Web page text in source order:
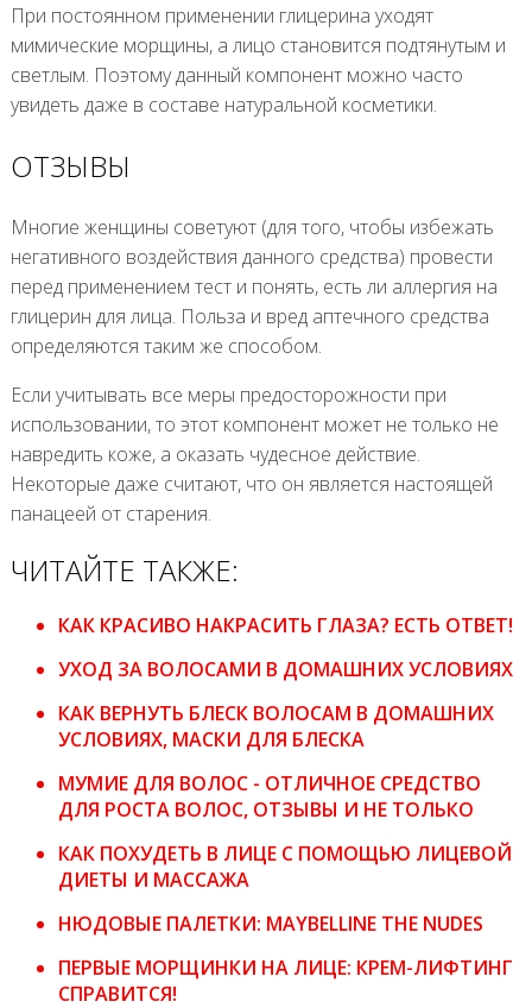
При постоянном применении глицерина уходят
мимические морщины, а лицо становится подтянутым и
светлым. Поэтому данный компонент можно часто
увидеть даже в составе натуральной косметики.
ОТЗЫВЫ
Многие женщины советуют (для того, чтобы избежать
негативного воздействия данного средства) провести
перед применением тест и понять, есть ли аллергия на
глицерин для лица. Польза и вред аптечного средства
определяются таким же способом.
Если учитывать все меры предосторожности при
использовании, то этот компонент может не только не
навредить коже, а оказать чудесное действие.
Некоторые даже считают, что он является настоящей
панацеей от старения.
ЧИТАЙТЕ ТАКЖЕ:
КАК КРАСИВО НАКРАСИТЬ ГЛАЗА? ЕСТЬ ОТВЕТ!
УХОД ЗА ВОЛОСАМИ В ДОМАШНИХ УСЛОВИЯХ
КАК ВЕРНУТЬ БЛЕСК ВОЛОСАМ В ДОМАШНИХ
УСЛОВИЯХ, МАСКИ ДЛЯ БЛЕСКА
МУМИЕ ДЛЯ ВОЛОС - ОТЛИЧНОЕ СРЕДСТВО
ДЛЯ РОСТА ВОЛОС, ОТЗЫВЫ И НЕ ТОЛЬКО
КАК ПОХУДЕТЬ В ЛИЦЕ С ПОМОЩЬЮ ЛИЦЕВОЙ
ДИЕТЫ И МАССАЖА
НЮДОВЫЕ ПАЛЕТКИ: MAYBELLINE THE NUDES
ПЕРВЫЕ МОРЩИНКИ НА ЛИЦЕ: КРЕМ-ЛИФТИНГ
СПРАВИТСЯ!